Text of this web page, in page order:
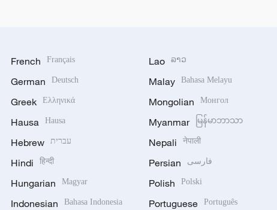
French Français
German Deutsch
Greek Ελληνικά
Hausa Hausa
Hebrew עברית
Hindi हिन्दी
Hungarian Magyar
Indonesian Bahasa Indonesia
Lao ລາວ
Malay Bahasa Melayu
Mongolian Монгол
Myanmar မြန်မာဘာသာ
Nepali नेपाली
Persian فارسی
Polish Polski
Portuguese Português